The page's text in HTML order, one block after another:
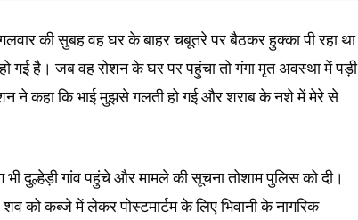
की सुबह वह घर के बाहर चबूतरे पर बैठकर हुक्का पी रहा था
गई है। जब वह रोशन के घर पर पहुंचा तो गंगा मृत अवस्था में पड़ी
ने कहा कि भाई मुझसे गलती हो गई और शराब के नशे में मेरे से
दुल्हेड़ी गांव पहुंचे और मामले की सूचना तोशाम पुलिस को दी।
को कब्जे में लेकर पोस्टमार्टम के लिए भिवानी के नागरिक